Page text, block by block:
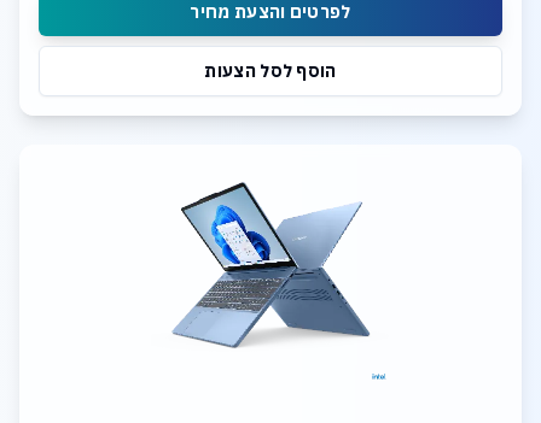
לפרטים והצעת מחיר
הוסף לסל הצעות